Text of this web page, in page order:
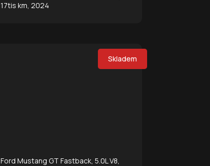
17tis km, 2024
Skladem
Ford Mustang GT Fastback, 5.0L V8,